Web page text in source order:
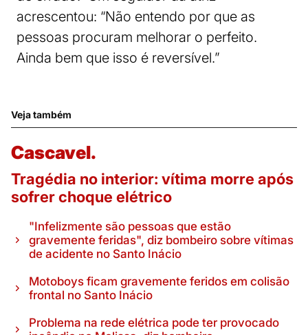
acrescentou: “Não entendo por que as
pessoas procuram melhorar o perfeito.
Ainda bem que isso é reversível.”
Veja também
Cascavel.
Tragédia no interior: vítima morre após
sofrer choque elétrico
"Infelizmente são pessoas que estão
gravemente feridas", diz bombeiro sobre vítimas
de acidente no Santo Inácio
Motoboys ficam gravemente feridos em colisão
frontal no Santo Inácio
Problema na rede elétrica pode ter provocado